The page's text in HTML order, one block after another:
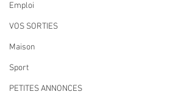
Emploi
VOS SORTIES
Maison
Sport
PETITES ANNONCES